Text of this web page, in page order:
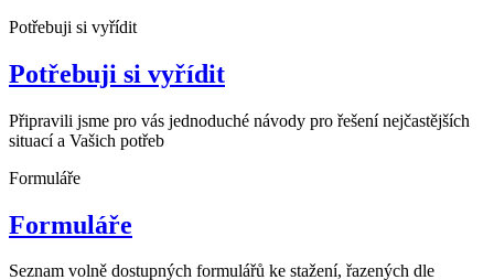
Potřebuji si vyřídit
Potřebuji si vyřídit
Připravili jsme pro vás jednoduché návody pro řešení nejčastějších
situací a Vašich potřeb
Formuláře
Formuláře
Seznam volně dostupných formulářů ke stažení, řazených dle